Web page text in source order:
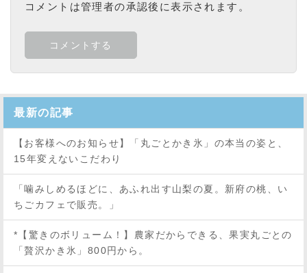
コメントは管理者の承認後に表示されます。
最新の記事
【お客様へのお知らせ】「丸ごとかき氷」の本当の姿と、
15年変えないこだわり
「噛みしめるほどに、あふれ出す山梨の夏。新府の桃、い
ちごカフェで販売。」
*【驚きのボリューム！】農家だからできる、果実丸ごとの
「贅沢かき氷」800円から。